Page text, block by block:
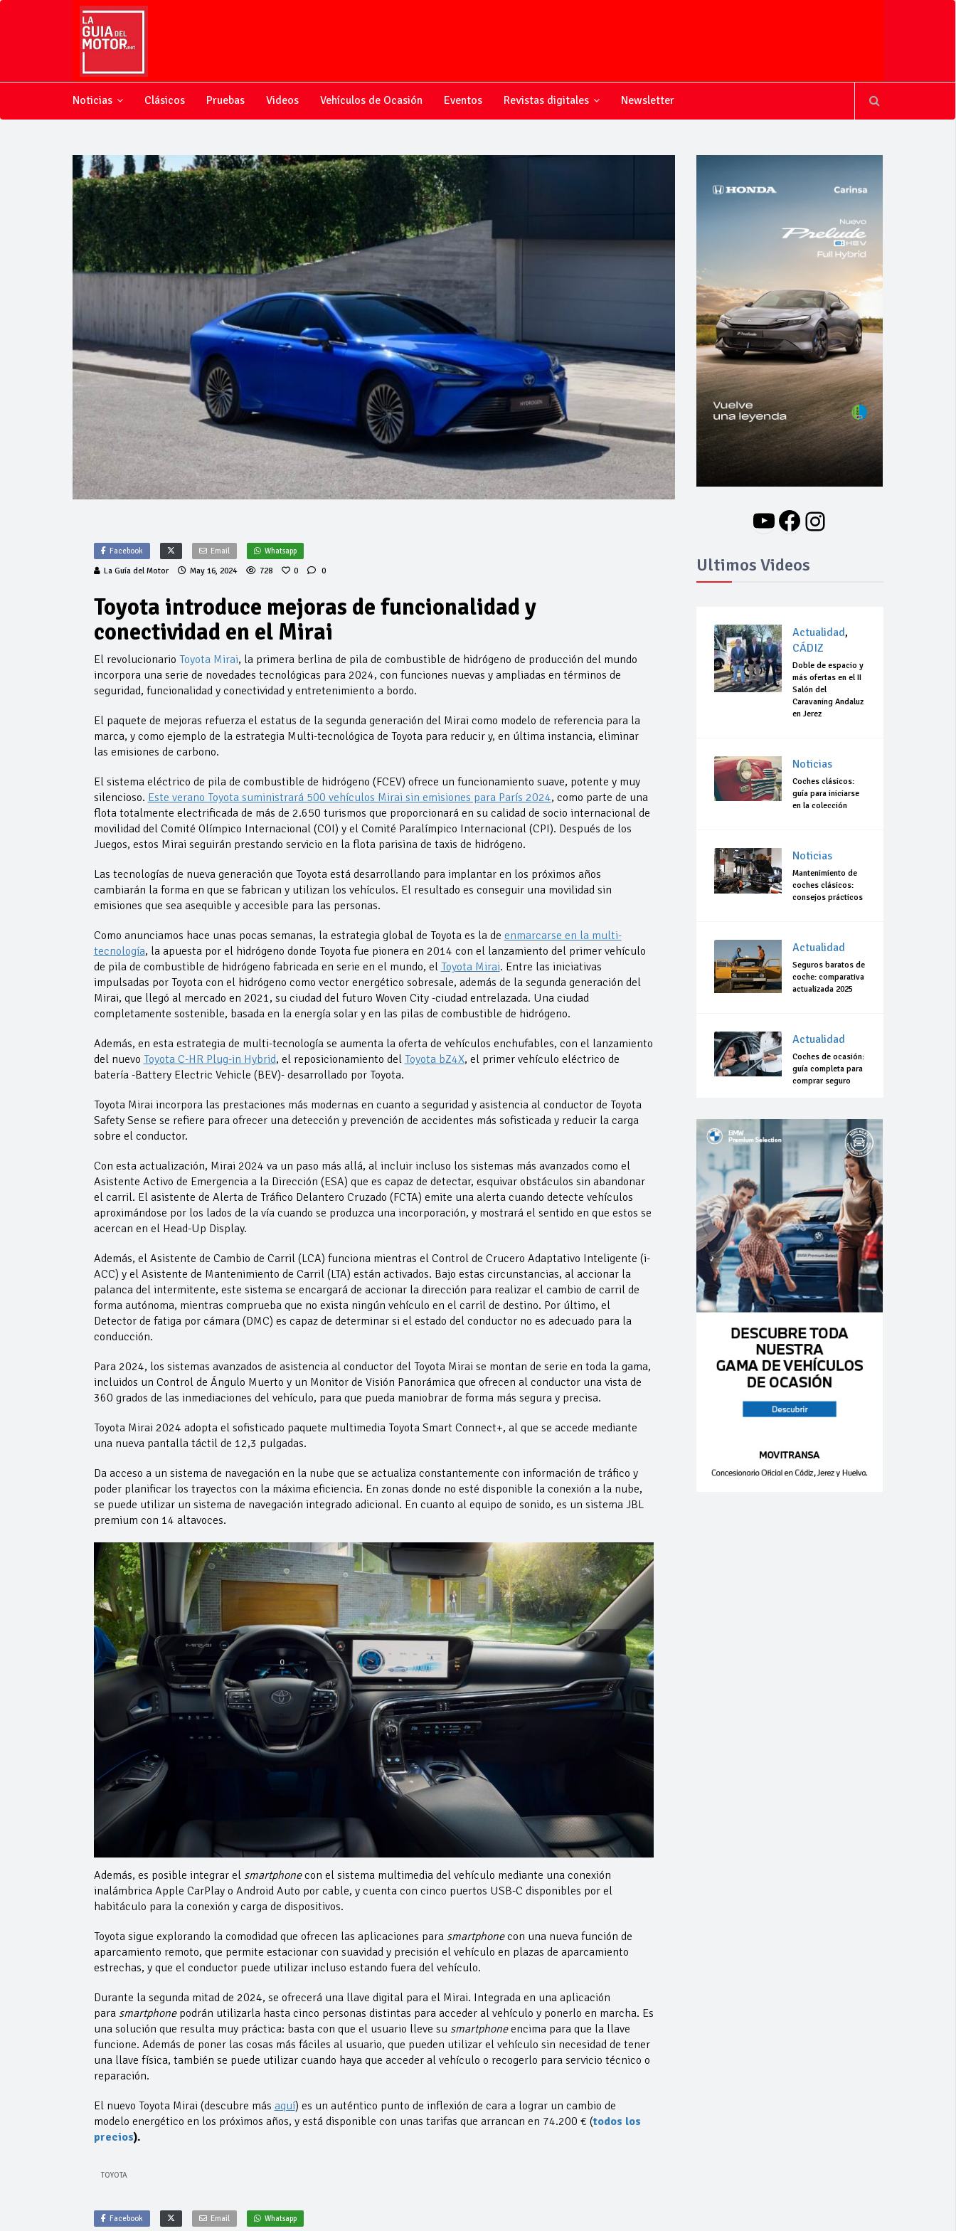
Noticias Clásicos Pruebas Videos Vehículos de Ocasión Eventos Revistas digitales Newsletter
Facebook Email Whatsapp
La Guía del Motor May 16, 2024 728 0 0
Toyota introduce mejoras de funcionalidad y
conectividad en el Mirai
El revolucionario Toyota Mirai, la primera berlina de pila de combustible de hidrógeno de producción del mundo
incorpora una serie de novedades tecnológicas para 2024, con funciones nuevas y ampliadas en términos de
seguridad, funcionalidad y conectividad y entretenimiento a bordo.
El paquete de mejoras refuerza el estatus de la segunda generación del Mirai como modelo de referencia para la
marca, y como ejemplo de la estrategia Multi-tecnológica de Toyota para reducir y, en última instancia, eliminar
las emisiones de carbono.
El sistema eléctrico de pila de combustible de hidrógeno (FCEV) ofrece un funcionamiento suave, potente y muy
silencioso. Este verano Toyota suministrará 500 vehículos Mirai sin emisiones para París 2024, como parte de una
flota totalmente electrificada de más de 2.650 turismos que proporcionará en su calidad de socio internacional de
movilidad del Comité Olímpico Internacional (COI) y el Comité Paralímpico Internacional (CPI). Después de los
Juegos, estos Mirai seguirán prestando servicio en la flota parisina de taxis de hidrógeno.
Las tecnologías de nueva generación que Toyota está desarrollando para implantar en los próximos años
cambiarán la forma en que se fabrican y utilizan los vehículos. El resultado es conseguir una movilidad sin
emisiones que sea asequible y accesible para las personas.
Como anunciamos hace unas pocas semanas, la estrategia global de Toyota es la de enmarcarse en la multi-
tecnología, la apuesta por el hidrógeno donde Toyota fue pionera en 2014 con el lanzamiento del primer vehículo
de pila de combustible de hidrógeno fabricada en serie en el mundo, el Toyota Mirai. Entre las iniciativas
impulsadas por Toyota con el hidrógeno como vector energético sobresale, además de la segunda generación del
Mirai, que llegó al mercado en 2021, su ciudad del futuro Woven City -ciudad entrelazada. Una ciudad
completamente sostenible, basada en la energía solar y en las pilas de combustible de hidrógeno.
Además, en esta estrategia de multi-tecnología se aumenta la oferta de vehículos enchufables, con el lanzamiento
del nuevo Toyota C-HR Plug-in Hybrid, el reposicionamiento del Toyota bZ4X, el primer vehículo eléctrico de
batería -Battery Electric Vehicle (BEV)- desarrollado por Toyota.
Toyota Mirai incorpora las prestaciones más modernas en cuanto a seguridad y asistencia al conductor de Toyota
Safety Sense se refiere para ofrecer una detección y prevención de accidentes más sofisticada y reducir la carga
sobre el conductor.
Con esta actualización, Mirai 2024 va un paso más allá, al incluir incluso los sistemas más avanzados como el
Asistente Activo de Emergencia a la Dirección (ESA) que es capaz de detectar, esquivar obstáculos sin abandonar
el carril. El asistente de Alerta de Tráfico Delantero Cruzado (FCTA) emite una alerta cuando detecte vehículos
aproximándose por los lados de la vía cuando se produzca una incorporación, y mostrará el sentido en que estos se
acercan en el Head-Up Display.
Además, el Asistente de Cambio de Carril (LCA) funciona mientras el Control de Crucero Adaptativo Inteligente (i-
ACC) y el Asistente de Mantenimiento de Carril (LTA) están activados. Bajo estas circunstancias, al accionar la
palanca del intermitente, este sistema se encargará de accionar la dirección para realizar el cambio de carril de
forma autónoma, mientras comprueba que no exista ningún vehículo en el carril de destino. Por último, el
Detector de fatiga por cámara (DMC) es capaz de determinar si el estado del conductor no es adecuado para la
conducción.
Para 2024, los sistemas avanzados de asistencia al conductor del Toyota Mirai se montan de serie en toda la gama,
incluidos un Control de Ángulo Muerto y un Monitor de Visión Panorámica que ofrecen al conductor una vista de
360 grados de las inmediaciones del vehículo, para que pueda maniobrar de forma más segura y precisa.
Toyota Mirai 2024 adopta el sofisticado paquete multimedia Toyota Smart Connect+, al que se accede mediante
una nueva pantalla táctil de 12,3 pulgadas.
Da acceso a un sistema de navegación en la nube que se actualiza constantemente con información de tráfico y
poder planificar los trayectos con la máxima eficiencia. En zonas donde no esté disponible la conexión a la nube,
se puede utilizar un sistema de navegación integrado adicional. En cuanto al equipo de sonido, es un sistema JBL
premium con 14 altavoces.
Además, es posible integrar el smartphonecon el sistema multimedia del vehículo mediante una conexión
inalámbrica Apple CarPlay o Android Auto por cable, y cuenta con cinco puertos USB-C disponibles por el
habitáculo para la conexión y carga de dispositivos.
Toyota sigue explorando la comodidad que ofrecen las aplicaciones para smartphonecon una nueva función de
aparcamiento remoto, que permite estacionar con suavidad y precisión el vehículo en plazas de aparcamiento
estrechas, y que el conductor puede utilizar incluso estando fuera del vehículo.
Durante la segunda mitad de 2024, se ofrecerá una llave digital para el Mirai. Integrada en una aplicación
para smartphonepodrán utilizarla hasta cinco personas distintas para acceder al vehículo y ponerlo en marcha. Es
una solución que resulta muy práctica: basta con que el usuario lleve su smartphoneencima para que la llave
funcione. Además de poner las cosas más fáciles al usuario, que pueden utilizar el vehículo sin necesidad de tener
una llave física, también se puede utilizar cuando haya que acceder al vehículo o recogerlo para servicio técnico o
reparación.
El nuevo Toyota Mirai (descubre más aquí) es un auténtico punto de inflexión de cara a lograr un cambio de
modelo energético en los próximos años, y está disponible con unas tarifas que arrancan en 74.200 € (todos los
precios).
TOYOTA
Facebook Email Whatsapp
YouTube
Facebook
Instagram
Ultimos Videos
Actualidad,
CÁDIZ
Doble de espacio y
más ofertas en el II
Salón del
Caravaning Andaluz
en Jerez
Noticias
Coches clásicos:
guía para iniciarse
en la colección
Noticias
Mantenimiento de
coches clásicos:
consejos prácticos
Actualidad
Seguros baratos de
coche: comparativa
actualizada 2025
Actualidad
Coches de ocasión:
guía completa para
comprar seguro